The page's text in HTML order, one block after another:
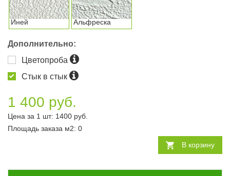
Иней Альфреска
Дополнительно:
Цветопроба
Стык в стык
1 400 руб.
Цена за 1 шт: 1400 руб.
Площадь заказа м2: 0
В корзину